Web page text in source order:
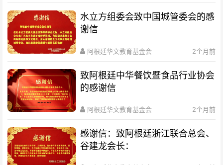
水立方组委会致中国城管委会的感
谢信
阿根廷华文教育基金会 2个月前
致阿根廷中华餐饮暨食品行业协会
的感谢信
阿根廷华文教育基金会 2个月前
感谢信：致阿根廷浙江联合总会、
谷建龙会长：